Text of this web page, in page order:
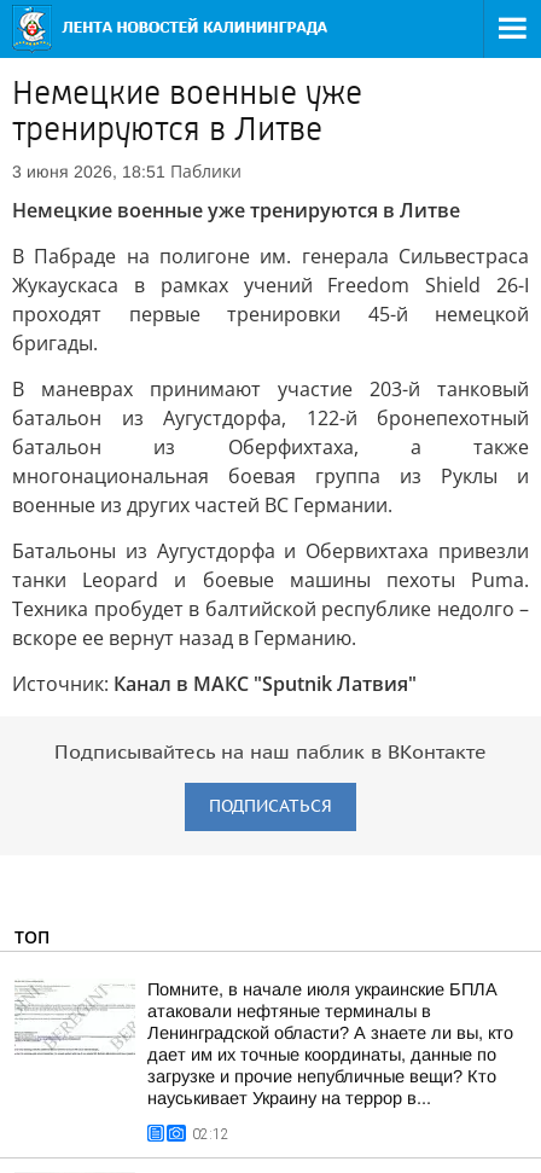
Немецкие военные уже
тренируются в Литве
3 июня 2026, 18:51 Паблики
Немецкие военные уже тренируются в Литве
В Пабраде на полигоне им. генерала Сильвестраса
Жукаускаса в рамках учений Freedom Shield 26-I
проходят первые тренировки 45-й немецкой
бригады.
В маневрах принимают участие 203-й танковый
батальон из Аугустдорфа, 122-й бронепехотный
батальон из Оберфихтаха, а также
многонациональная боевая группа из Руклы и
военные из других частей ВС Германии.
Батальоны из Аугустдорфа и Обервихтаха привезли
танки Leopard и боевые машины пехоты Puma.
Техника пробудет в балтийской республике недолго –
вскоре ее вернут назад в Германию.
Источник: Канал в МАКС "Sputnik Латвия"
Подписывайтесь на наш паблик в ВКонтакте
ПОДПИСАТЬСЯ
ТОП
Помните, в начале июля украинские БПЛА
атаковали нефтяные терминалы в
Ленинградской области? А знаете ли вы, кто
дает им их точные координаты, данные по
загрузке и прочие непубличные вещи? Кто
науськивает Украину на террор в...
02:12